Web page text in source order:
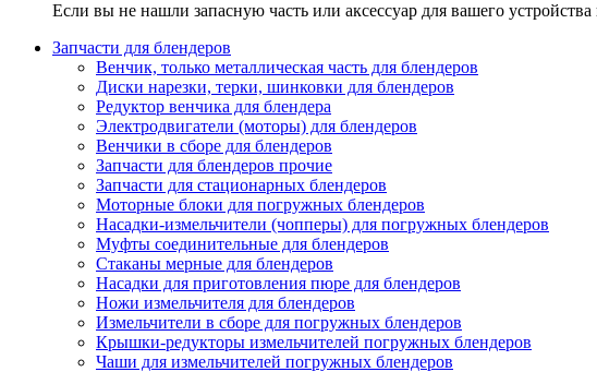
Если вы не нашли запасную часть или аксессуар для вашего
Запчасти для блендеров
Венчик, только металлическая часть для блендеров
Диски нарезки, терки, шинковки для блендеров
Редуктор венчика для блендера
Электродвигатели (моторы) для блендеров
Венчики в сборе для блендеров
Запчасти для блендеров прочие
Запчасти для стационарных блендеров
Моторные блоки для погружных блендеров
Насадки-измельчители (чопперы) для погружных блендеров
Муфты соединительные для блендеров
Стаканы мерные для блендеров
Насадки для приготовления пюре для блендеров
Ножи измельчителя для блендеров
Измельчители в сборе для погружных блендеров
Крышки-редукторы измельчителей погружных блендеров
Чаши для измельчителей погружных блендеров